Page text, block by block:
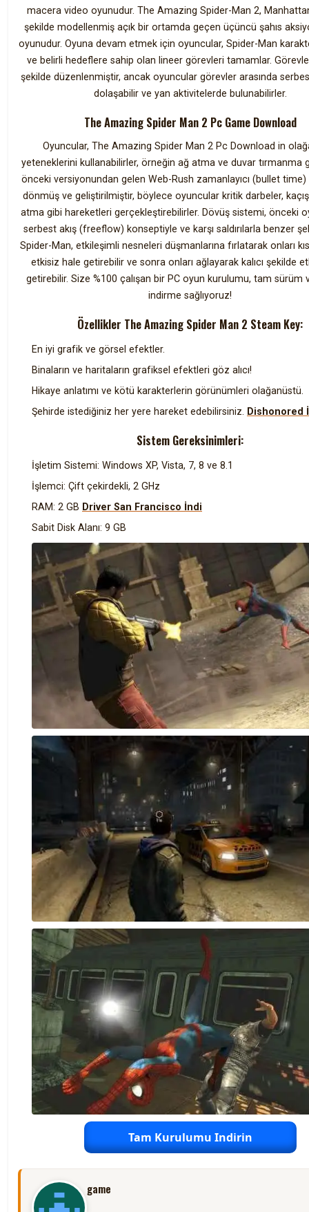
macera video oyunudur. The Amazing Spider-Man 2,
şekilde modellenmiş açık bir ortamda geçen üçüncü şahıs
oyunudur. Oyuna devam etmek için oyuncular, Spider-Man
ve belirli hedeflere sahip olan lineer görevleri tamamlar.
şekilde düzenlenmiştir, ancak oyuncular görevler arasında
dolaşabilir ve yan aktivitelerde bulunabilirler.
The Amazing Spider Man 2 Pc Game Download
Oyuncular, The Amazing Spider Man 2 Pc Download in
yeteneklerini kullanabilirler, örneğin ağ atma ve duvar tırmanma
önceki versiyonundan gelen Web-Rush zamanlayıcı (bullet
dönmüş ve geliştirilmiştir, böylece oyuncular kritik darbeler,
atma gibi hareketleri gerçekleştirebilirler. Dövüş sistemi, önceki
serbest akış (freeflow) konseptiyle ve karşı saldırılarla benzer
Spider-Man, etkileşimli nesneleri düşmanlarına fırlatarak onları
etkisiz hale getirebilir ve sonra onları ağlayarak kalıcı şekilde
getirebilir. Size %100 çalışan bir PC oyun kurulumu, tam sürüm
indirme sağlıyoruz!
Özellikler The Amazing Spider Man 2 Steam Key:
En iyi grafik ve görsel efektler.
Binaların ve haritaların grafiksel efektleri göz alıcı!
Hikaye anlatımı ve kötü karakterlerin görünümleri olağanüstü.
Şehirde istediğiniz her yere hareket edebilirsiniz.
Dishonored
Sistem Gereksinimleri:
İşletim Sistemi: Windows XP, Vista, 7, 8 ve 8.1
İşlemci: Çift çekirdekli, 2 GHz
RAM: 2 GB Driver San Francisco İndi
Sabit Disk Alanı: 9 GB
Tam Kurulumu Indirin
game